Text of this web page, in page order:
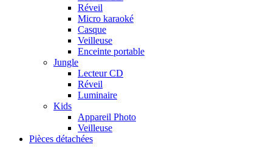
Réveil
Micro karaoké
Casque
Veilleuse
Enceinte portable
Jungle
Lecteur CD
Réveil
Luminaire
Kids
Appareil Photo
Veilleuse
Pièces détachées